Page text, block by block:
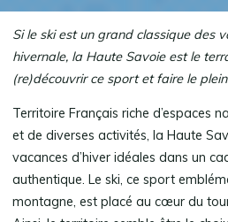
Si le ski est un grand classique des
hivernale, la Haute Savoie est le
(re)découvrir ce sport et faire le
Territoire Français riche d’espaces
et de diverses activités, la Haute
vacances d’hiver idéales dans un
authentique. Le ski, ce sport
montagne, est placé au cœur du